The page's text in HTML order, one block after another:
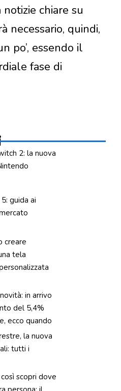
chiare su
necessario, quindi,
po’, essendo il
fase di
2: la nuova
guida ai
creare
tela
in arrivo
del 5,4%
ecco quando
la nuova
tutti i
scopri dove